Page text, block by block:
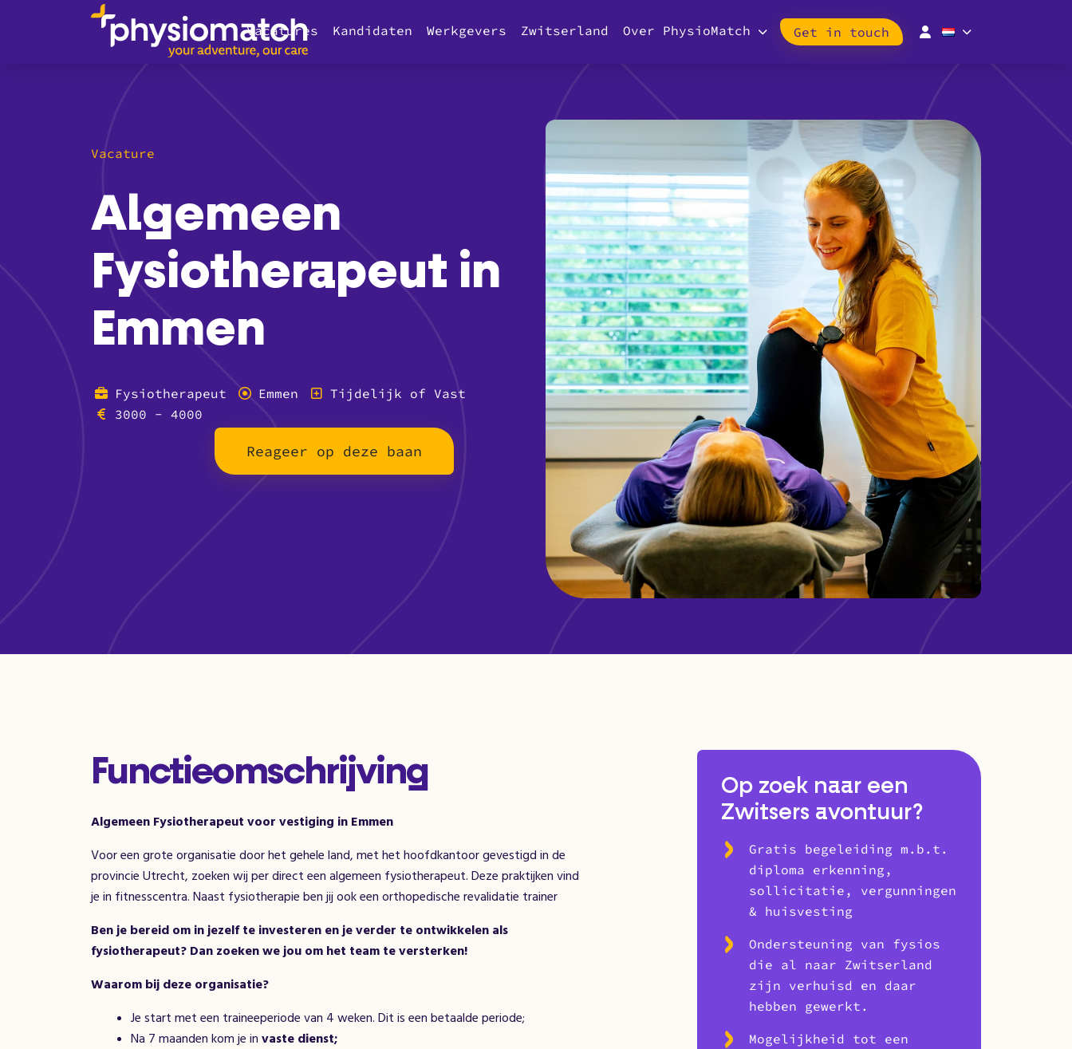
Vacatures Kandidaten Werkgevers Zwitserland Over PhysioMatch Get in touch
Vacature
Algemeen
Fysiotherapeut in
Emmen
Fysiotherapeut Emmen
Tijdelijk of Vast
3000 - 4000
Reageer op deze baan
Functieomschrijving
Algemeen Fysiotherapeut voor vestiging in Emmen
Voor een grote organisatie door het gehele land, met het hoofdkantoor gevestigd in de
provincie Utrecht, zoeken wij per direct een algemeen fysiotherapeut. Deze praktijken vind
je in fitnesscentra. Naast fysiotherapie ben jij ook een orthopedische revalidatie trainer
Ben je bereid om in jezelf te investeren en je verder te ontwikkelen als
fysiotherapeut? Dan zoeken we jou om het team te versterken!
Waarom bij deze organisatie?
Je start met een traineeperiode van 4 weken. Dit is een betaalde periode;
Na 7 maanden kom je in vaste dienst;
Op zoek naar een
Zwitsers avontuur?
Gratis begeleiding m.b.t.
diploma erkenning,
sollicitatie, vergunningen
& huisvesting
Ondersteuning van fysios
die al naar Zwitserland
zijn verhuisd en daar
hebben gewerkt.
Mogelijkheid tot een